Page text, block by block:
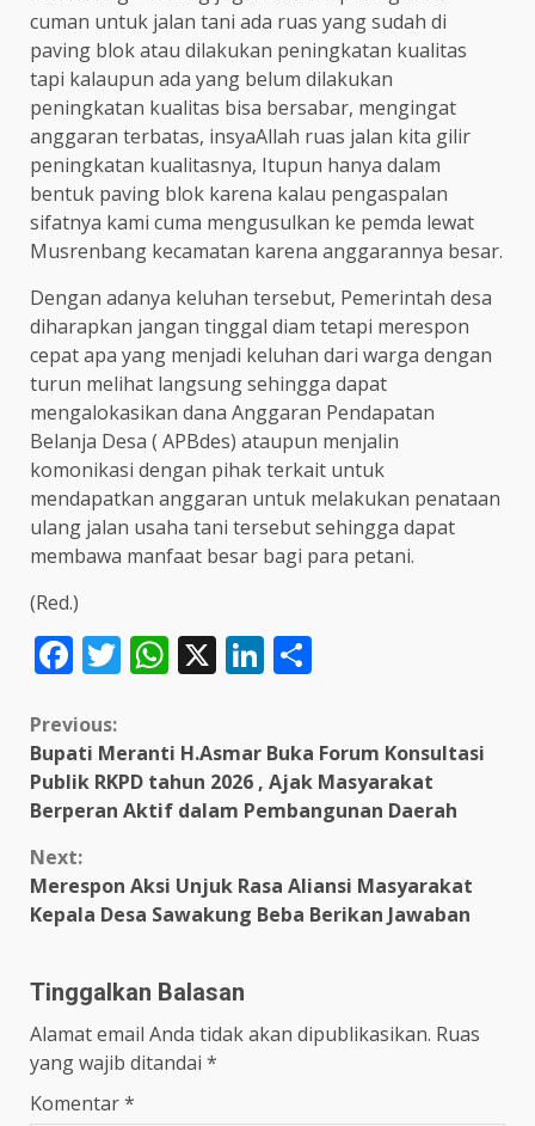
cuman untuk jalan tani ada ruas yang sudah di
paving blok atau dilakukan peningkatan kualitas
tapi kalaupun ada yang belum dilakukan
peningkatan kualitas bisa bersabar, mengingat
anggaran terbatas, insyaAllah ruas jalan kita gilir
peningkatan kualitasnya, Itupun hanya dalam
bentuk paving blok karena kalau pengaspalan
sifatnya kami cuma mengusulkan ke pemda lewat
Musrenbang kecamatan karena anggarannya besar.
Dengan adanya keluhan tersebut, Pemerintah desa
diharapkan jangan tinggal diam tetapi merespon
cepat apa yang menjadi keluhan dari warga dengan
turun melihat langsung sehingga dapat
mengalokasikan dana Anggaran Pendapatan
Belanja Desa ( APBdes) ataupun menjalin
komonikasi dengan pihak terkait untuk
mendapatkan anggaran untuk melakukan penataan
ulang jalan usaha tani tersebut sehingga dapat
membawa manfaat besar bagi para petani.
(Red.)
Facebook
Twitter
WhatsApp
X LinkedIn
Continue
Reading
Previous:
Bupati Meranti H.Asmar Buka Forum Konsultasi
Publik RKPD tahun 2026 , Ajak Masyarakat
Berperan Aktif dalam Pembangunan Daerah
Next:
Merespon Aksi Unjuk Rasa Aliansi Masyarakat
Kepala Desa Sawakung Beba Berikan Jawaban
Tinggalkan Balasan
Alamat email Anda tidak akan dipublikasikan. Ruas
yang wajib ditandai *
Komentar*